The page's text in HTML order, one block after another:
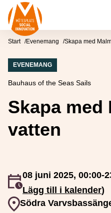
Hoppa till innehåll
Mötesplatsen Social
Start Evenemang Skapa med
EVENEMANG
Bauhaus of the Seas Sails
Skapa med
vatten
Event inträffar
08 juni 2025, 00:00-
Lägg till i kalender)
Event plats
Södra